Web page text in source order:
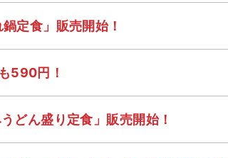
定食」販売開始！
590円！
どん盛り定食」販売開始！